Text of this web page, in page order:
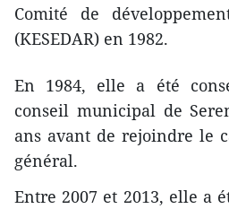
Comité de
(KESEDAR) en 1982.
En 1984, elle a été
conseil municipal de
ans avant de rejoindre le
général.
Entre 2007 et 2013, elle a